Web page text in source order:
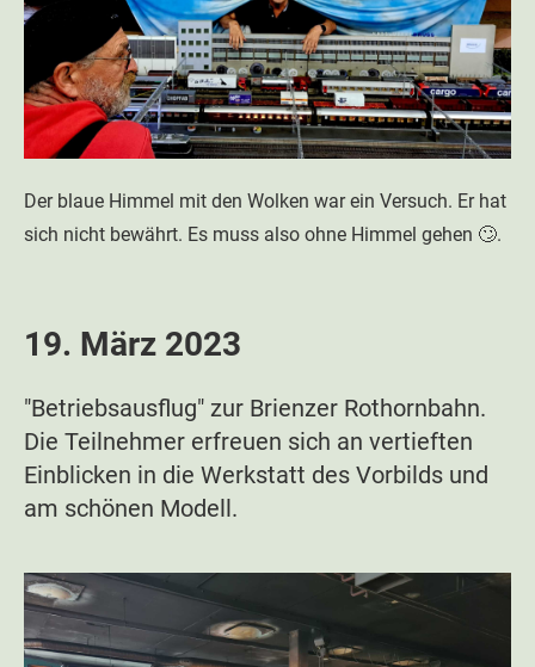
Der blaue Himmel mit den Wolken war ein Versuch. Er hat
sich nicht bewährt. Es muss also ohne Himmel gehen 🙄.
19. März 2023
"Betriebsausflug" zur Brienzer Rothornbahn.
Die Teilnehmer erfreuen sich an vertieften
Einblicken in die Werkstatt des Vorbilds und
am schönen Modell.